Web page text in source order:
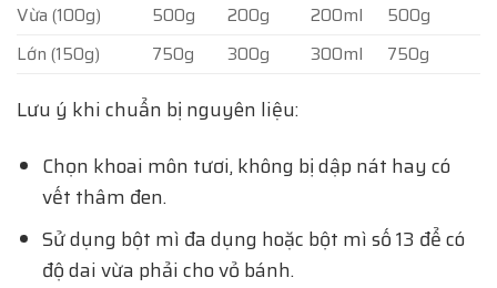
Vừa (100g)
500g 200g 200ml
500g
Lớn (150g)
750g 300g 300ml 750g
Lưu ý khi chuẩn bị nguyên liệu:
Chọn khoai môn tươi, không bị dập nát hay có
vết thâm đen.
Sử dụng bột mì đa dụng hoặc bột mì số 13 để có
độ dai vừa phải cho vỏ bánh.